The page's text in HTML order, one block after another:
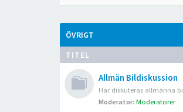
ÖVRIGT
TITEL
Allmän Bildiskussion
Här diskuteras allmänna
Moderator: Moderatorer